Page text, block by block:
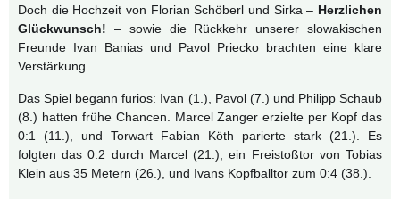
Doch die Hochzeit von Florian Schöberl und Sirka – Herzlichen
Glückwunsch! – sowie die Rückkehr unserer slowakischen
Freunde Ivan Banias und Pavol Priecko brachten eine klare
Verstärkung.
Das Spiel begann furios: Ivan (1.), Pavol (7.) und Philipp Schaub
(8.) hatten frühe Chancen. Marcel Zanger erzielte per Kopf das
0:1 (11.), und Torwart Fabian Köth parierte stark (21.). Es
folgten das 0:2 durch Marcel (21.), ein Freistoßtor von Tobias
Klein aus 35 Metern (26.), und Ivans Kopfballtor zum 0:4 (38.).